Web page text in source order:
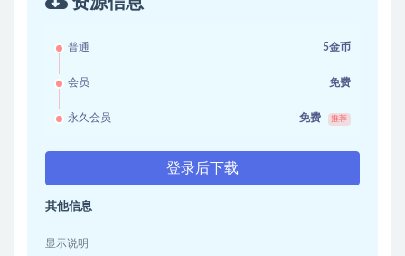
普通 5金币
会员 免费
永久会员 免费 推荐
登录后下载
其他信息
显示说明